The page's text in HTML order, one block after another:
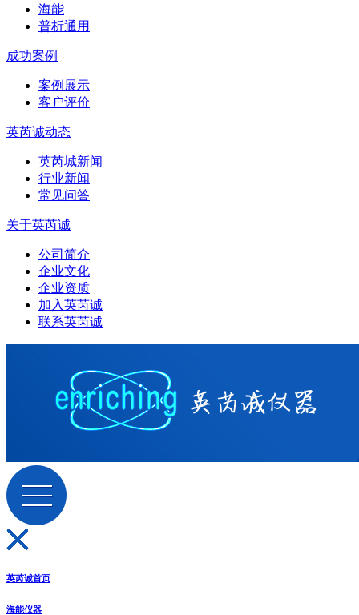
海能
普析通用
成功案例
案例展示
客户评价
英芮诚动态
英芮城新闻
行业新闻
常见问答
关于英芮诚
公司简介
企业文化
企业资质
加入英芮诚
联系英芮诚
英芮诚首页
海能仪器